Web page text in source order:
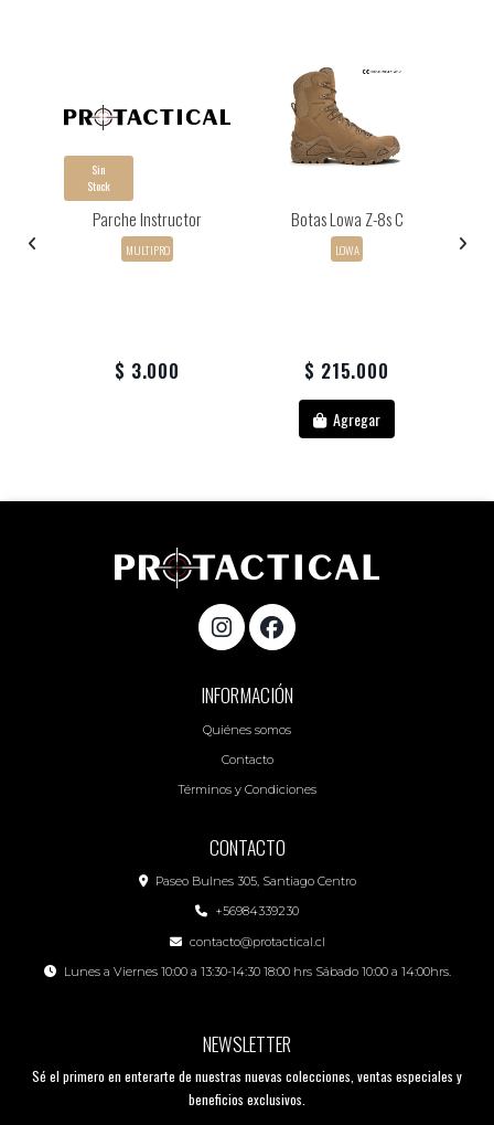
Sin
Stock
Parche Instructor
MULTIPRO
$ 3.000
Botas Lowa Z-8s C
LOWA
$ 215.000
Agregar
INFORMACIÓN
Quiénes somos
Contacto
Términos y Condiciones
CONTACTO
Paseo Bulnes 305, Santiago Centro
+56984339230
contacto@protactical.cl
Lunes a Viernes 10:00 a 13:30-14:30 18:00 hrs Sábado 10:00 a 14:00hrs.
NEWSLETTER
Sé el primero en enterarte de nuestras nuevas colecciones, ventas especiales y
beneficios exclusivos.